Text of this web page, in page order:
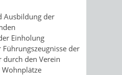
Ausbildung der
Einholung
der
durch den Verein